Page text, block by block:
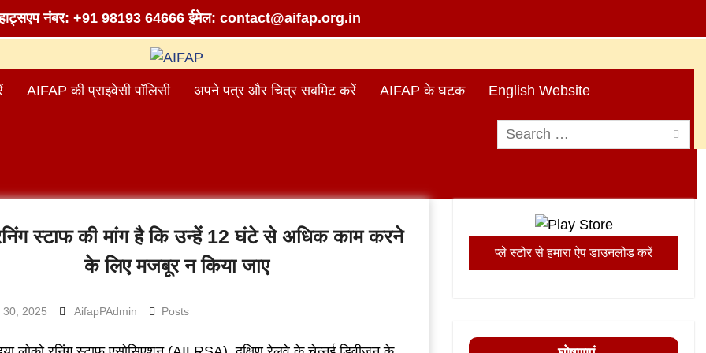
नंबर: +91 98193 64666 ईमेल: contact@aifap.org.in
AIFAP की प्राइवेसी पॉलिसी अपने पत्र और चित्र सबमिट करें AIFAP के घटक English Website
Search
for:
स्टाफ की मांग है कि उन्हें 12 घंटे से अधिक काम करने
के लिए मजबूर न किया जाए
30, 2025 AifapPAdmin Posts
प्ले स्टोर से हमारा ऐप डाउनलोड करें